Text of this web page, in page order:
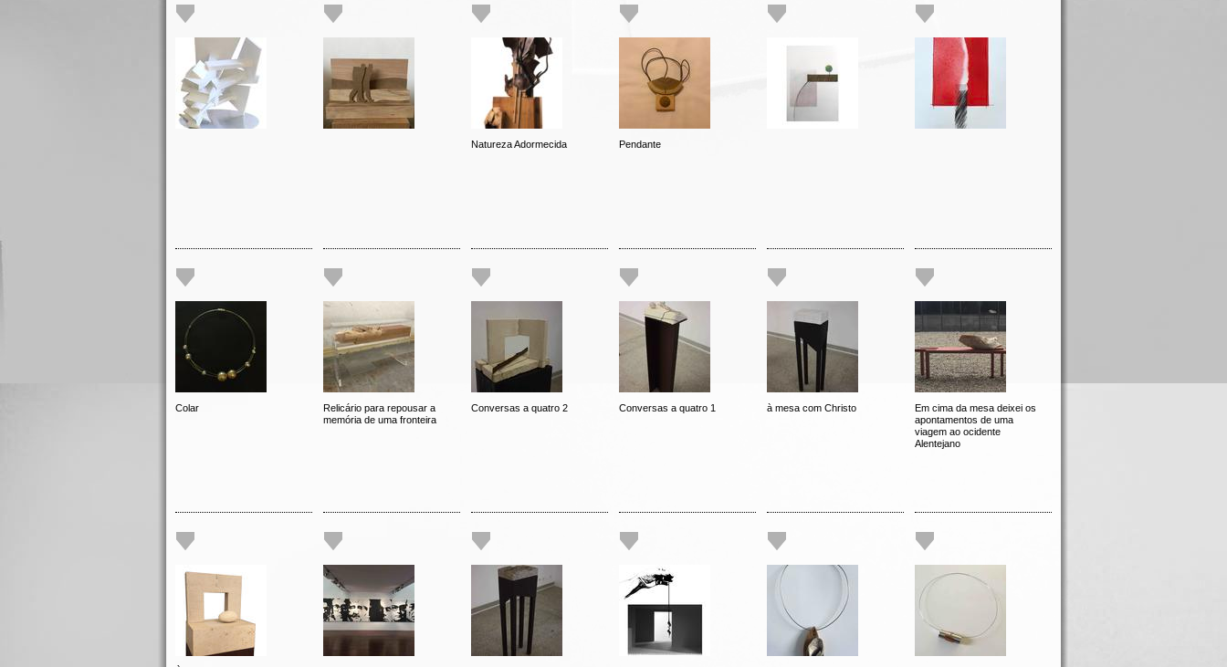
Natureza Adormecida Pendante
Colar
Relicário para repousar a
memória de uma fronteira
Conversas a quatro 2 Conversas a quatro 1 à mesa com Christo
Em cima da mesa deixei os
apontamentos de uma
viagem ao ocidente
Alentejano